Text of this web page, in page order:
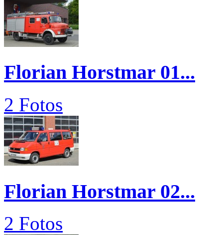
Florian Horstmar 01...
2 Fotos
Florian Horstmar 02...
2 Fotos